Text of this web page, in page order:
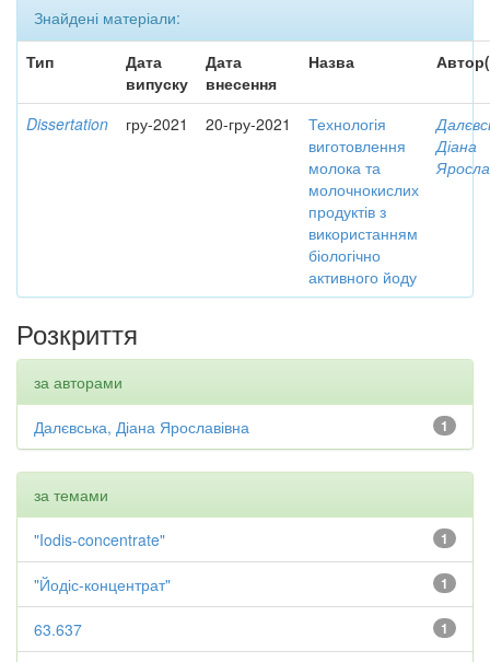
Знайдені матеріали:
Тип
Дата
випуску
Дата
внесення
Назва
Dissertation гру-2021 20-гру-2021
Технологія
виготовлення
молока та
молочнокислих
продуктів з
використанням
біологічно
активного йоду
Діана
Розкриття
за авторами
1
Далєвська, Діана Ярославівна
за темами
1
"Iodis-concentrate"
1
"Йодіс-концентрат"
1
63.637